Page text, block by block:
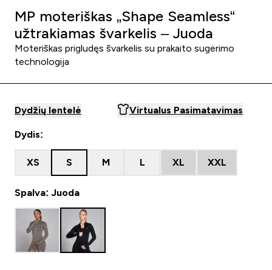
MP moteriškas „Shape Seamless“
užtrakiamas švarkelis – Juoda
Moteriškas prigludęs švarkelis su prakaito sugėrimo
technologija
Dydžių lentelė Virtualus Pasimatavimas
Dydis:
XS S M L XL XXL
Spalva: Juoda